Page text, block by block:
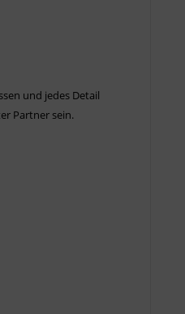
und jedes Detail
Partner sein.